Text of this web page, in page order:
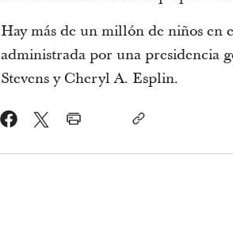
Hay más de un millón de niños en
administrada por una presidencia
Stevens y Cheryl A. Esplin.